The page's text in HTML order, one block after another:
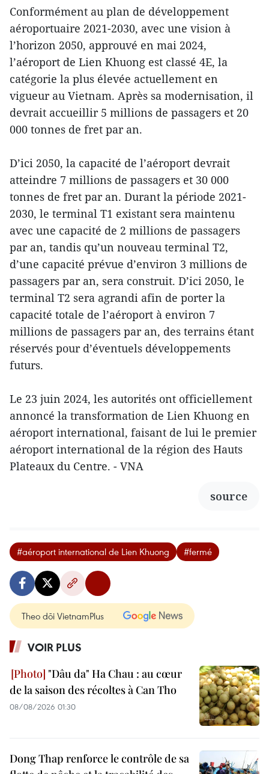
Conformément au plan de développement
aéroportuaire 2021-2030, avec une vision à
l’horizon 2050, approuvé en mai 2024,
l’aéroport de Lien Khuong est classé 4E, la
catégorie la plus élevée actuellement en
vigueur au Vietnam. Après sa modernisation, il
devrait accueillir 5 millions de passagers et 20
000 tonnes de fret par an.
D’ici 2050, la capacité de l’aéroport devrait
atteindre 7 millions de passagers et 30 000
tonnes de fret par an. Durant la période 2021-
2030, le terminal T1 existant sera maintenu
avec une capacité de 2 millions de passagers
par an, tandis qu’un nouveau terminal T2,
d’une capacité prévue d’environ 3 millions de
passagers par an, sera construit. D’ici 2050, le
terminal T2 sera agrandi afin de porter la
capacité totale de l’aéroport à environ 7
millions de passagers par an, des terrains étant
réservés pour d’éventuels développements
futurs.
Le 23 juin 2024, les autorités ont officiellement
annoncé la transformation de Lien Khuong en
aéroport international, faisant de lui le premier
aéroport international de la région des Hauts
Plateaux du Centre. - VNA
source
#aéroport international de Lien Khuong #fermé
Theo dõi VietnamPlus
VOIR PLUS
"Dâu da" Ha Chau : au cœur
de la saison des récoltes à Can Tho
08/08/2026 01:30
Dong Thap renforce le contrôle de sa